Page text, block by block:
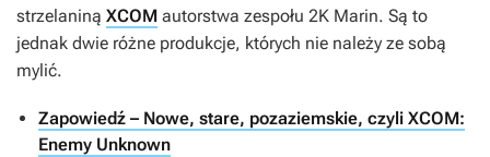
strzelaniną XCOM autorstwa zespołu 2K Marin. Są to
jednak dwie różne produkcje, których nie należy ze sobą
mylić.
Zapowiedź – Nowe, stare, pozaziemskie, czyli XCOM:
Enemy Unknown